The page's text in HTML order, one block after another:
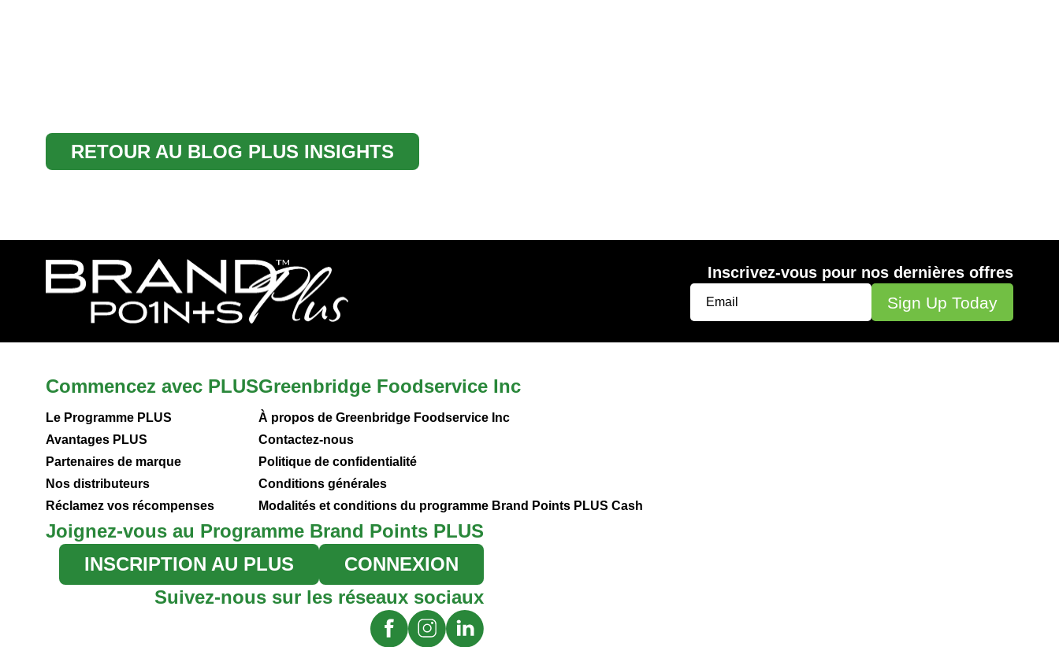
RETOUR AU BLOG PLUS INSIGHTS
Inscrivez-vous pour nos dernières offres
Commencez avec PLUS
Le Programme PLUS
Avantages PLUS
Partenaires de marque
Nos distributeurs
Réclamez vos récompenses
Greenbridge Foodservice Inc
À propos de Greenbridge Foodservice Inc
Contactez-nous
Politique de confidentialité
Conditions générales
Modalités et conditions du programme Brand Points PLUS Cash
Joignez-vous au Programme Brand Points PLUS
INSCRIPTION AU PLUS
CONNEXION
Suivez-nous sur les réseaux sociaux